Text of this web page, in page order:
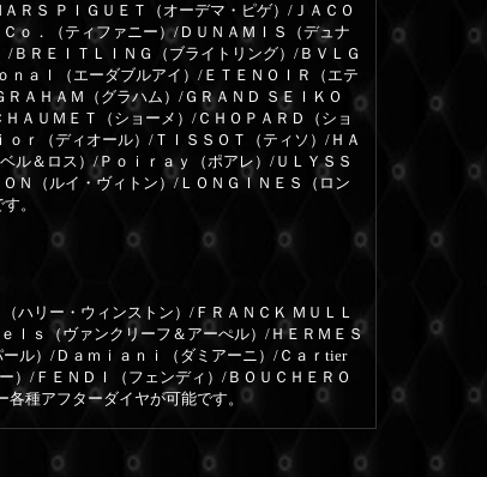
ＲＳ ＰＩＧＵＥＴ（オーデマ・ピゲ）/ＪＡＣＯ
ｏ．（ティファニー）/ＤＵＮＡＭＩＳ（デュナ
ＢＲＥＩＴＬＩＮＧ（ブライトリング）/ＢＶＬＧ
ａｌ（エーダブルアイ）/ＥＴＥＮＯＩＲ（エテ
ＡＨＡＭ（グラハム）/ＧＲＡＮＤ ＳＥＩＫＯ
ＡＵＭＥＴ（ショーメ）/ＣＨＯＰＡＲＤ（ショ
ｒ（ディオール）/ＴＩＳＳＯＴ（ティソ）/ＨＡ
ル＆ロス）/Ｐｏｉｒａｙ（ポアレ）/ＵＬＹＳＳ
Ｎ（ルイ・ヴィトン）/ＬＯＮＧＩＮＥＳ（ロン
。
ハリー・ウィンストン）/ＦＲＡＮＣＫ ＭＵＬＬ
ｌｓ（ヴァンクリーフ＆アーぺル）/ＨＥＲＭＥＳ
ル）/Ｄａｍｉａｎｉ（ダミアーニ）/Ｃａｒtier
）/ＦＥＮＤＩ（フェンディ）/ＢＯＵＣＨＥＲＯ
各種アフターダイヤが可能です。